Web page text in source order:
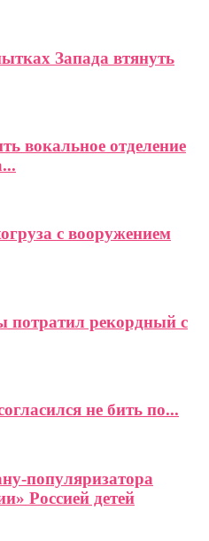
Запада втянуть
вокальное отделение
с вооружением
потратил рекордный с
не бить по...
популяризатора
Россией детей